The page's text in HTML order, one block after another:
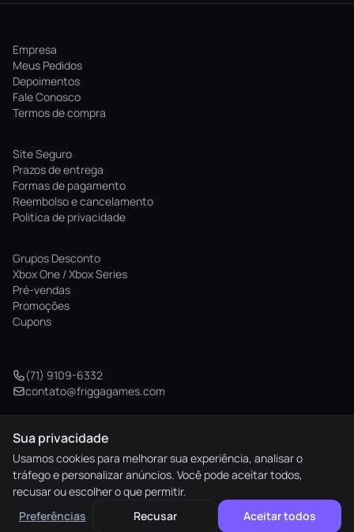
Empresa
Meus Pedidos
Depoimentos
Fale Conosco
Termos de compra
Site Seguro
Prazos de entrega
Formas de pagamento
Reembolso e cancelamento
Politica de privacidade
Grupos Desconto
Xbox One / Xbox Series
Pré-vendas
Promoções
Cupons
(71) 9109-6332
contato@friggagames.com
© 2026 Frigga Games. Todos os direitos reservados.
elo HIPER AMEX pix
Preferências de cookies
Sua privacidade
Usamos cookies para melhorar sua experiência, analisar o
tráfego e personalizar anúncios. Você pode aceitar todos,
recusar ou escolher o que permitir.
Preferências
Recusar Aceitar todos